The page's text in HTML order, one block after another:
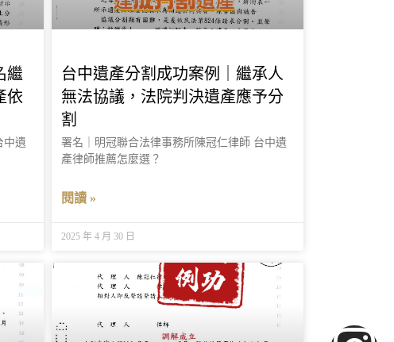
繼
依
中遺
台中遺產分割成功案例｜繼承人
無法協議，法院判決遺產應予分
割
署名｜明冠聯合法律事務所陳冠仁律師 台中遺
產律師推薦怎麼選？
閱讀 »
2025 年 4 月 30 日